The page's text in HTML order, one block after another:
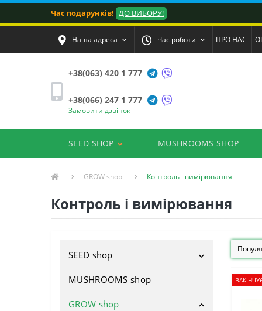
Час подарунків! ДО ВИБОРУ!
Наша адреса Час роботи ПРО НАС
+38(063) 420 1 777
+38(066) 247 1 777
Замовити дзвінок
SEED SHOP MUSHROOMS SHOP
GROW shop Контроль і вимірювання
Контроль і вимірювання
SEED shop
Насіння поштучно
Авто фем
MUSHROOMS shop
GROW shop